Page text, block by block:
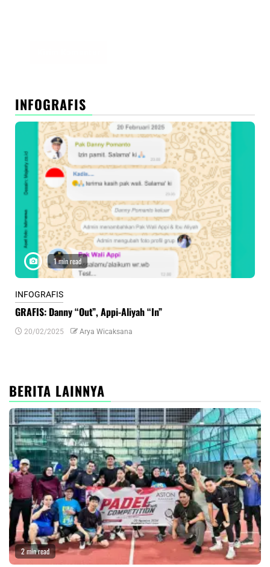
INFOGRAFIS
1 min read
INFOGRAFIS
GRAFIS: Danny “Out”, Appi-Aliyah “In”
20/02/2025 Arya Wicaksana
BERITA LAINNYA
2 min read